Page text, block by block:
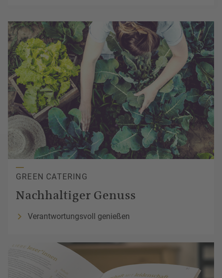
GREEN CATERING
Nachhaltiger Genuss
Verantwortungsvoll genießen